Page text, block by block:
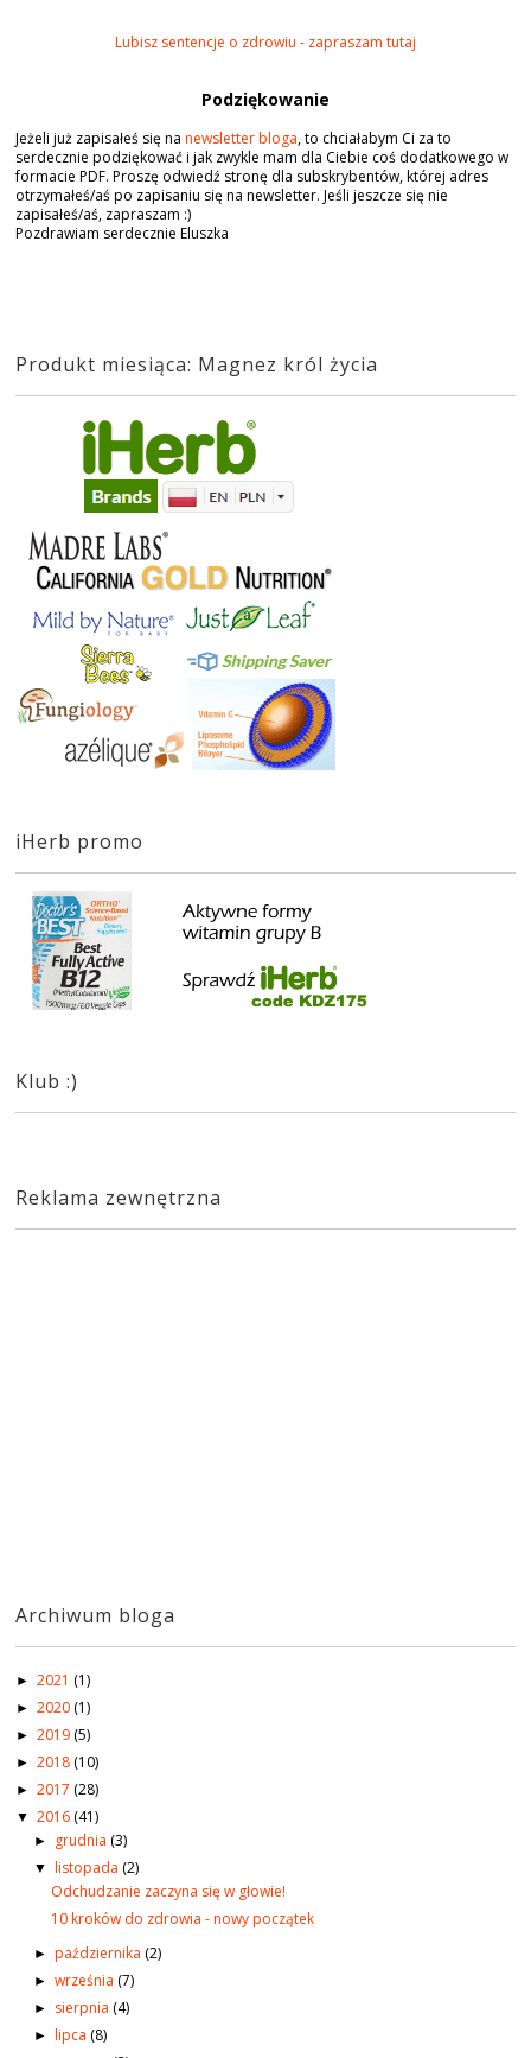
Lubisz sentencje o zdrowiu - zapraszam tutaj
Podziękowanie
Jeżeli już zapisałeś się nanewsletter bloga, to chciałabym Ci za to
serdecznie podziękować i jak zwykle mam dla Ciebie coś dodatkowego w
formacie PDF. Proszę odwiedź stronę dla subskrybentów, której adres
otrzymałeś/aś po zapisaniu się na newsletter. Jeśli jeszcze się nie
zapisałeś/aś, zapraszam :)
Pozdrawiam serdecznie Eluszka
Produkt miesiąca: Magnez król życia
iHerb promo
Klub :)
Reklama zewnętrzna
Archiwum bloga
►2021 (1)
►2020 (1)
►2019 (5)
►2018 (10)
►2017 (28)
▼2016 (41)
► grudnia (3)
▼ listopada (2)
Odchudzanie zaczyna się w głowie!
10 kroków do zdrowia - nowy początek
► października (2)
► września (7)
► sierpnia (4)
► lipca (8)